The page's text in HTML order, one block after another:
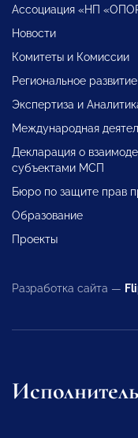
Ассоциация «НП
Новости
Комитеты и Комиссии
Региональное развитие
Экспертиза и
Международная
Декларация о
субъектами МСП
Бюро по защите прав
Образование
Проекты
Разработка сайта —